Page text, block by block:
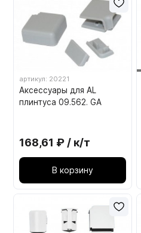
артикул: 20221
Аксессуары для AL
плинтуса 09.562. GA
168,61 ₽ / к/т
В корзину